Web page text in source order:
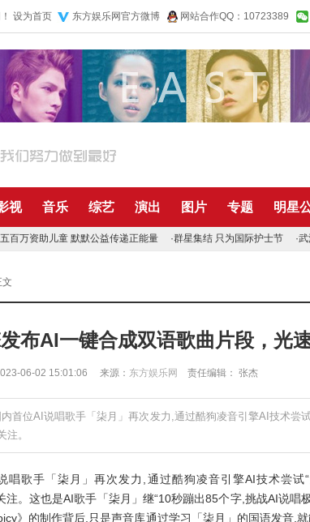
设为首页 东方娱乐网官方微博 网站合作QQ：10723389
视 音乐 综艺 演出 图片 专题 明星
百万资助儿童 默默公益传递正能量 ·群星集结 只为国际护士节 ·武
文
布AI一键合成双语歌曲片段，光
06-02 15:01:06 来源： 东方娱乐网 责任编辑： 张杰
首位AI说唱歌手「柒月」再次发力,通过酷狗凌音引擎AI技术尝
注。
歌手「柒月」再次发力,通过酷狗凌音引擎AI技术尝试“
注。这也是AI歌手「柒月」继“10秒蹦出85个字,挑战AI说唱
》的制作背后,只是声音库通过学习「柒月」的国语发音,